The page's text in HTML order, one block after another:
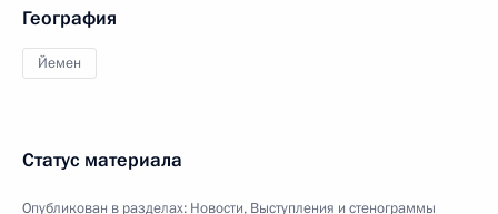
География
Йемен
Статус материала
Опубликован в разделах: Новости, Выступления и стенограммы